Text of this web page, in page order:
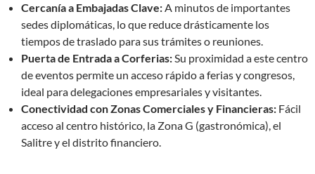
Cercanía a Embajadas Clave:A minutos de importantes
sedes diplomáticas, lo que reduce drásticamente los
tiempos de traslado para sus trámites o reuniones.
Puerta de Entrada a Corferias:Su proximidad a este centro
de eventos permite un acceso rápido a ferias y congresos,
ideal para delegaciones empresariales y visitantes.
Conectividad con Zonas Comerciales y Financieras: Fácil
acceso al centro histórico, la Zona G (gastronómica), el
Salitre y el distrito financiero.